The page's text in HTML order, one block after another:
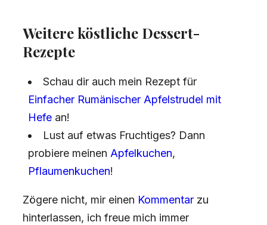
Weitere köstliche Dessert-
Rezepte
Schau dir auch mein Rezept für
Einfacher Rumänischer Apfelstrudel mit
Hefean!
Lust auf etwas Fruchtiges? Dann
probiere meinen Apfelkuchen,
Pflaumenkuchen!
Zögere nicht, mir einen Kommentar zu
hinterlassen, ich freue mich immer